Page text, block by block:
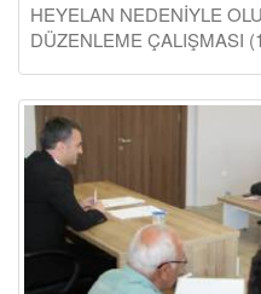
HEYELAN NEDENİYLE
DÜZENLEME ÇALIŞMASI